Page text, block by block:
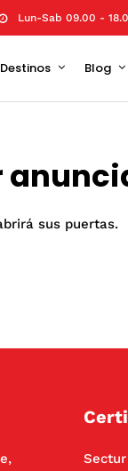
Lun-Sab 09.00 -
Destinos Blog
sus puertas.
Sectur